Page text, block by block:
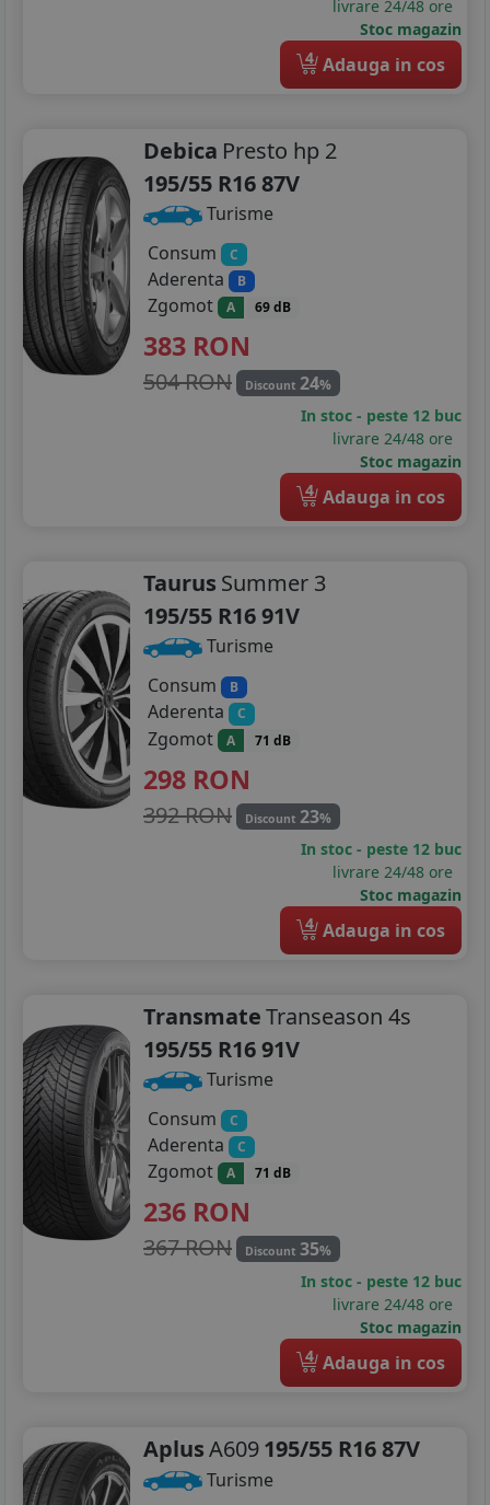
225/50R17
225/55R17
205/40R18
215/45R18
225/40R18
205/55R19
235/35R19
235/40R19
235/50R19
livrare 24/48 ore
Stoc magazin
4 Adauga in cos
Debica Presto hp 2
195/55 R16 87V
Turisme
Consum
C
Aderenta B
Zgomot A 69 dB
383 RON
504 RON Discount 24%
In stoc - peste 12 buc
livrare 24/48 ore
Stoc magazin
4 Adauga in cos
Taurus Summer 3
195/55 R16 91V
Turisme
Consum
B
Aderenta C
Zgomot A 71 dB
298 RON
392 RON Discount 23%
In stoc - peste 12 buc
livrare 24/48 ore
Stoc magazin
4 Adauga in cos
TransmateTranseason 4s
195/55 R16 91V
Turisme
Consum
C
Aderenta C
Zgomot A 71 dB
236 RON
367 RON Discount 35%
In stoc - peste 12 buc
livrare 24/48 ore
Stoc magazin
4 Adauga in cos
AplusA609195/55 R16 87V
Turisme